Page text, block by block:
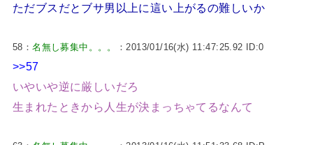
ただブスだとブサ男以上に這い上がるの難しいか
58：名無し募集中。。。 ：2013/01/16(水) 11:47:25.92 ID:0
>>57
いやいや逆に厳しいだろ
生まれたときから人生が決まっちゃてるなんて